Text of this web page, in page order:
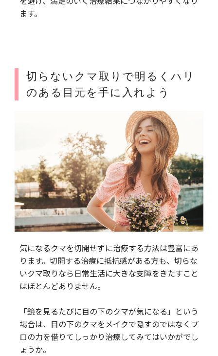
ます。
切らないクマ取りで明るくハリ
のある目元を手に入れよう
気になるクマを切開せずに治療する方法は豊富にあ
ります。切開する治療に抵抗感がある方も、切らな
いクマ取りなら日常生活に大きな支障をきたすこと
はほとんどありません。
「鏡を見るたびに目の下のクマが気になる」という
場合は、目の下のクマをメイクで隠すのではなくプ
ロの力を借りてしっかり治療してみてはいかがでし
ょうか。